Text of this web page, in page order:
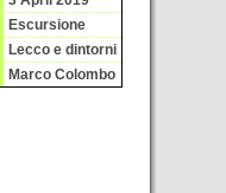
Escursione
Lecco e dintorni
Marco Colombo